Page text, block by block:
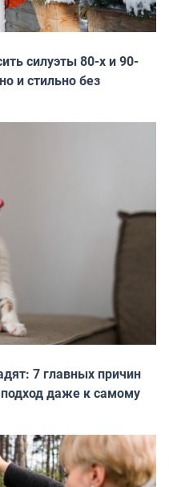
силуэты 80-х и 90-
и стильно без
7 главных причин
даже к самому